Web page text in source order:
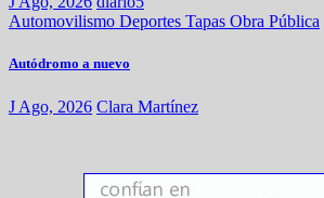
Automovilismo Deportes Tapas Obra Pública
Autódromo a nuevo
J Ago, 2026 Clara Martínez